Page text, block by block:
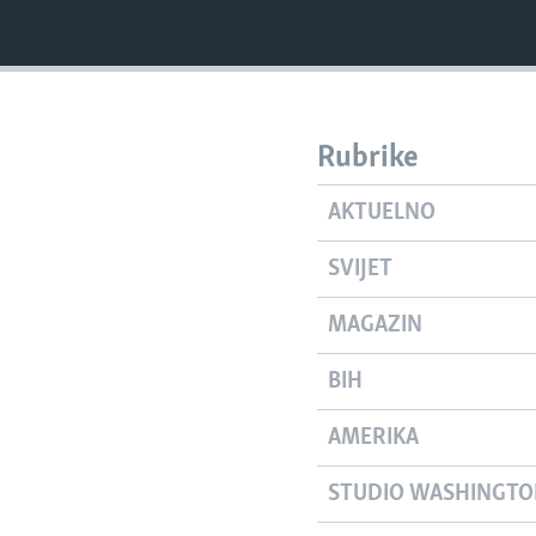
Rubrike
AKTUELNO
SVIJET
MAGAZIN
BIH
AMERIKA
STUDIO